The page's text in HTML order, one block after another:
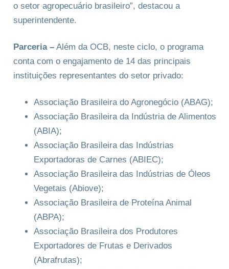
o setor agropecuário brasileiro”, destacou a
superintendente.
Parceria – Além da OCB, neste ciclo, o programa
conta com o engajamento de 14 das principais
instituições representantes do setor privado:
Associação Brasileira do Agronegócio (ABAG);
Associação Brasileira da Indústria de Alimentos
(ABIA);
Associação Brasileira das Indústrias
Exportadoras de Carnes (ABIEC);
Associação Brasileira das Indústrias de Óleos
Vegetais (Abiove);
Associação Brasileira de Proteína Animal
(ABPA);
Associação Brasileira dos Produtores
Exportadores de Frutas e Derivados
(Abrafrutas);